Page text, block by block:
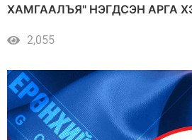
ХАМГААЛЪЯ" НЭГДСЭН АРГА
2,055